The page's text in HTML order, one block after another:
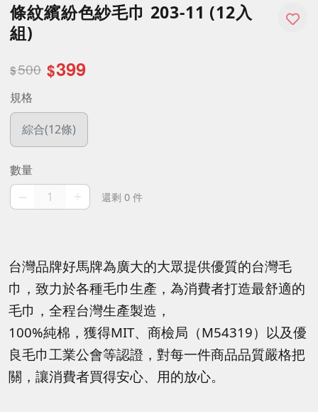
條紋繽紛色紗毛巾 203-11 (12入
組)
$500 $399
規格
綜合(12條)
數量
還剩 0 件
台灣品牌好馬牌為廣大的大眾提供優質的台灣毛
巾，致力於各種毛巾生產，為消費者打造最舒適的
毛巾，全程台灣生產製造，
100%純棉，獲得MIT、商檢局（M54319）以及優
良毛巾工業公會等認證，對每一件商品品質嚴格把
關，讓消費者買得安心、用的放心。